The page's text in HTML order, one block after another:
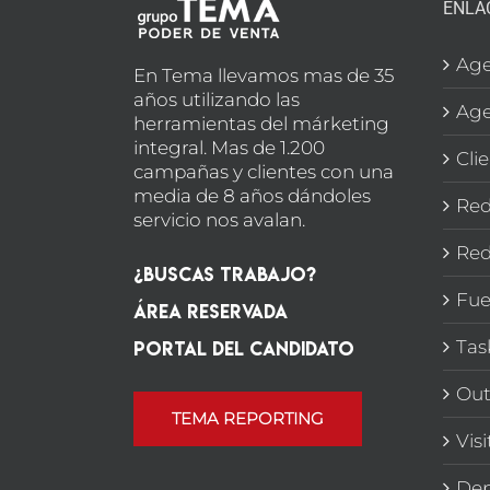
En Tema llevamos mas de 35
años utilizando las
herramientas del márketing
integral. Mas de 1.200
campañas y clientes con una
media de 8 años dándoles
servicio nos avalan.
¿Buscas Trabajo?
Área Reservada
Portal del candidato
TEMA REPORTING